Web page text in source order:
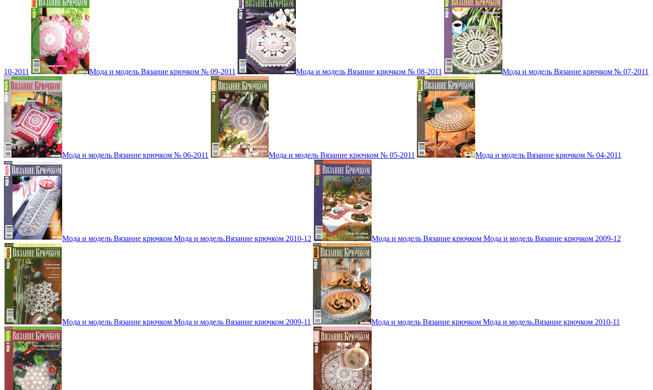
10-2011 Мода и модель Вязание крючком № 09-2011 Мода и модель Вязание крючком № 08-2011 Мода и модель Вязание крючком № 07-2011
Мода и модель Вязание крючком № 06-2011 Мода и модель Вязание крючком № 05-2011 Мода и модель Вязание крючком № 04-2011
Мода и модель Вязание крючком Мода и модель.Вязание крючком 2010-12 Мода и модель Вязание крючком Мода и модель Вязание крючком 2009-12
Мода и модель Вязание крючком Мода и модель Вязание крючком 2009-11 Мода и модель Вязание крючком Мода и модель.Вязание крючком 2010-11